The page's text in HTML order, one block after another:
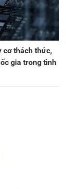
cơ thách thức,
gia trong tình